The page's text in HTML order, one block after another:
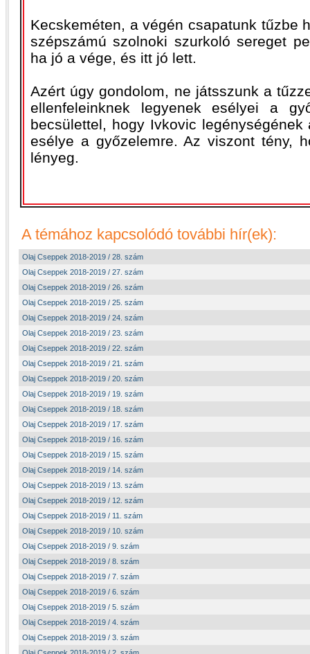
Kecskeméten, a végén csapatunk tűzbe
szépszámú szolnoki szurkoló sereget
ha jó a vége, és itt jó lett.
Azért úgy gondolom, ne játsszunk a
ellenfeleinknek legyenek esélyei a
becsülettel, hogy Ivkovic
esélye a győzelemre. Az viszont tény,
lényeg.
A témához kapcsolódó további hír(ek):
Olaj Cseppek 2018-2019 / 28. szám
Olaj Cseppek 2018-2019 / 27. szám
Olaj Cseppek 2018-2019 / 26. szám
Olaj Cseppek 2018-2019 / 25. szám
Olaj Cseppek 2018-2019 / 24. szám
Olaj Cseppek 2018-2019 / 23. szám
Olaj Cseppek 2018-2019 / 22. szám
Olaj Cseppek 2018-2019 / 21. szám
Olaj Cseppek 2018-2019 / 20. szám
Olaj Cseppek 2018-2019 / 19. szám
Olaj Cseppek 2018-2019 / 18. szám
Olaj Cseppek 2018-2019 / 17. szám
Olaj Cseppek 2018-2019 / 16. szám
Olaj Cseppek 2018-2019 / 15. szám
Olaj Cseppek 2018-2019 / 14. szám
Olaj Cseppek 2018-2019 / 13. szám
Olaj Cseppek 2018-2019 / 12. szám
Olaj Cseppek 2018-2019 / 11. szám
Olaj Cseppek 2018-2019 / 10. szám
Olaj Cseppek 2018-2019 / 9. szám
Olaj Cseppek 2018-2019 / 8. szám
Olaj Cseppek 2018-2019 / 7. szám
Olaj Cseppek 2018-2019 / 6. szám
Olaj Cseppek 2018-2019 / 5. szám
Olaj Cseppek 2018-2019 / 4. szám
Olaj Cseppek 2018-2019 / 3. szám